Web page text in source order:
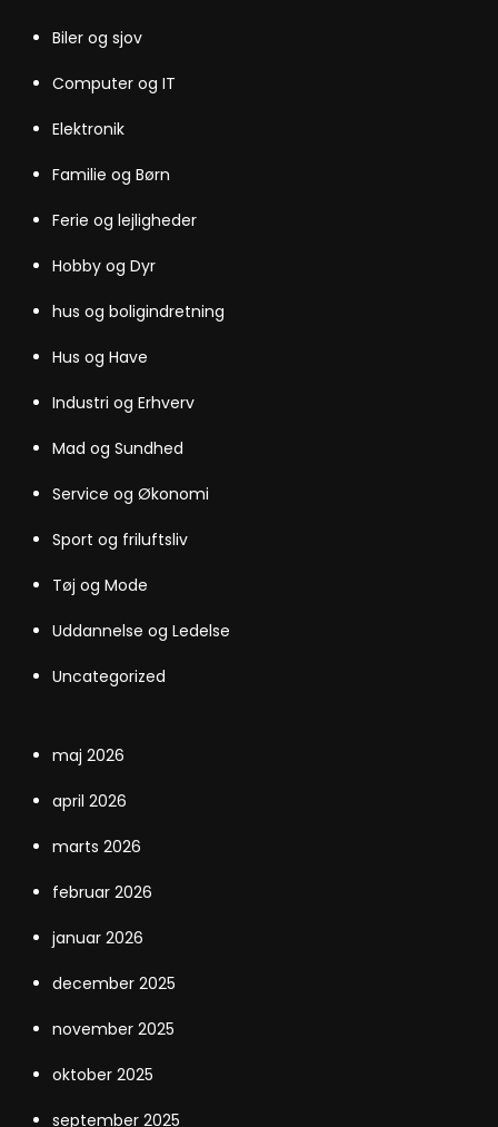
Biler og sjov
Computer og IT
Elektronik
Familie og Børn
Ferie og lejligheder
Hobby og Dyr
hus og boligindretning
Hus og Have
Industri og Erhverv
Mad og Sundhed
Service og Økonomi
Sport og friluftsliv
Tøj og Mode
Uddannelse og Ledelse
Uncategorized
maj 2026
april 2026
marts 2026
februar 2026
januar 2026
december 2025
november 2025
oktober 2025
september 2025